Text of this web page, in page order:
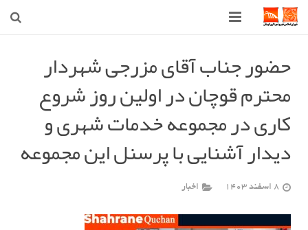
حضور جناب آقای مزرجی شهردار
محترم قوچان در اولین روز شروع
کاری در مجموعه خدمات شهری و
دیدار آشنایی با پرسنل این مجموعه
8 اسفند 1403 اخبار